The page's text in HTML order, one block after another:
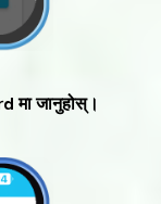
मा जानुहोस्।